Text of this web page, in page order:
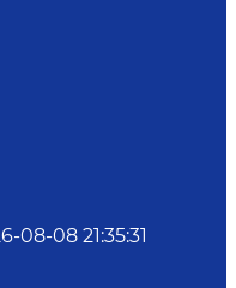
08-08 21:35:31